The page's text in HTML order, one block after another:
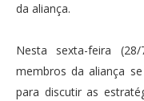
da aliança.
Nesta sexta-feira
membros da aliança
para discutir as